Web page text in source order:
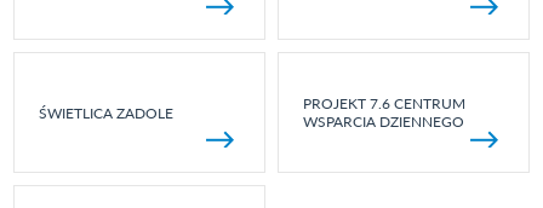
ŚWIETLICA ZADOLE
PROJEKT 7.6 CENTRUM
WSPARCIA DZIENNEGO